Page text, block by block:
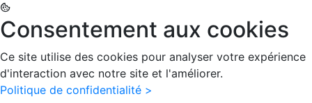
Consentement aux cookies
Ce site utilise des cookies pour analyser votre expérience
d'interaction avec notre site et l'améliorer.
Politique de confidentialité >